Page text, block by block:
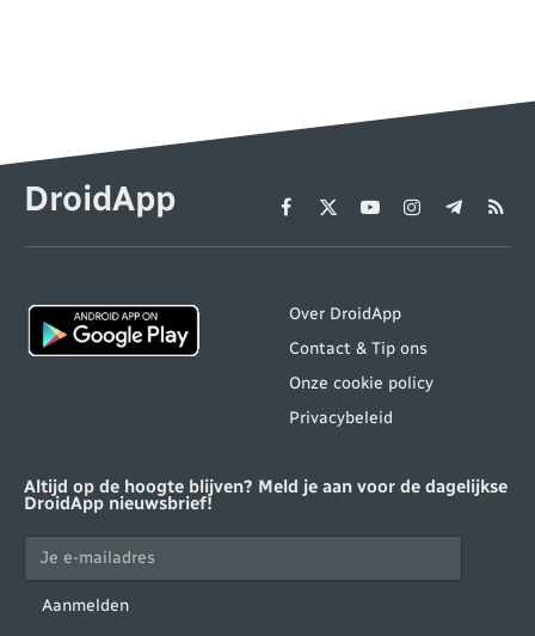
DroidApp Facebook
X
(Twitter)
YouTubeInstagram
Telegram
RSS
Over DroidApp
Contact & Tip ons
Onze cookie policy
Privacybeleid
Altijd op de hoogte blijven? Meld je aan voor de dagelijkse
DroidApp nieuwsbrief!
Aanmelden